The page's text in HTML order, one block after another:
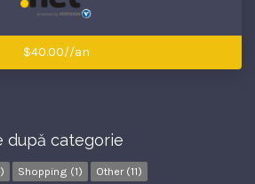
$40.00//an
după categorie
Shopping (1) Other (11)